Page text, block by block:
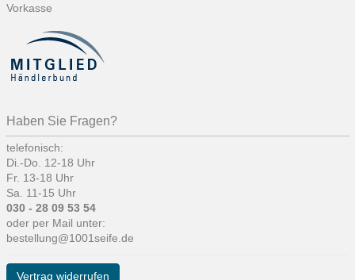
Vorkasse
Haben Sie Fragen?
telefonisch:
Di.-Do. 12-18 Uhr
Fr. 13-18 Uhr
Sa. 11-15 Uhr
030 - 28 09 53 54
oder per Mail unter:
bestellung@1001seife.de
Vertrag widerrufen